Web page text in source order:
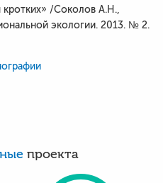
кротких» /Соколов А.Н.,
экологии. 2013. № 2.
проекта